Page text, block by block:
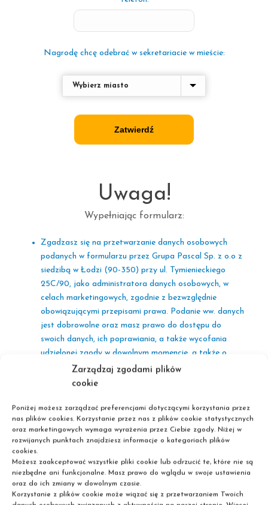
Zarządzaj zgodami plików
cookie
Poniżej możesz zarządzać preferencjami dotyczącymi korzystania przez
nas plików cookies. Korzystanie przez nas z plików cookie statystycznych
oraz marketingowych wymaga wyrażenia przez Ciebie zgody. Niżej w
rozwijanych punktach znajdziesz informacje o kategoriach plików
cookies.
Możesz zaakceptować wszystkie pliki cookie lub odrzucić te, które nie są
niezbędne ani funkcjonalne. Masz prawo do wglądu w swoje ustawienia
oraz do ich zmiany w dowolnym czasie.
Korzystanie z plików cookie może wiązać się z przetwarzaniem Twoich
Nagrodę chcę odebrać w sekretariacie w mieście:
Zatwierdź
Uwaga!
Wypełniając formularz:
Zgadzasz się na przetwarzanie danych osobowych
podanych w formularzu przez Grupa Pascal Sp. z o.o z
siedzibą w Łodzi (90-350) przy ul. Tymienieckiego
25C/90, jako administratora danych osobowych, w
celach marketingowych, zgodnie z bezwzględnie
obowiązującymi przepisami prawa. Podanie ww. danych
jest dobrowolne oraz masz prawo do dostępu do
swoich danych, ich poprawiania, a także wycofania
udzielonej zgody w dowolnym momencie, a także o
pozostałych kwestiach wynikających z art. 13 RODO,
dostępnych w Polityce prywatności Grupa Pascal Sp. z
Zgadzasz się być informowanym o wygranej,
wydarzeniach, materiałach, promocjach i ofertach
specjalnych Grupa Pascal Sp. z o.o. z siedzibą w Łodzi
(90-350) przy ul. Tymienieckiego 25C/90 i w związku z
tym zgadzam się na otrzymywanie informacji
handlowych wysyłanych przez Grupa Pascal Sp. z o.o.
na wyżej podany adres e-mail. Możesz wycofać tak